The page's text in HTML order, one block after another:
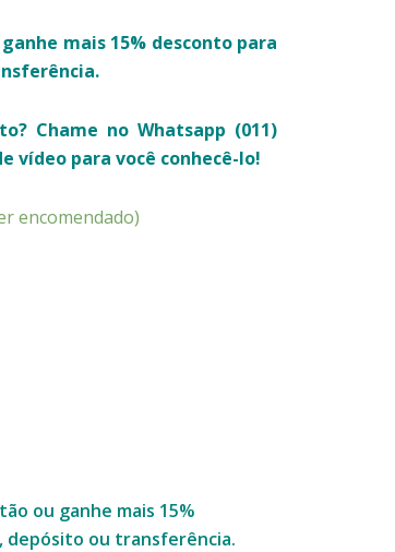
anhe mais 15% desconto para
Chame no Whatsapp (011)
vídeo para você conhecê-lo!
encomendado)
ou ganhe mais 15%
depósito ou transferência.